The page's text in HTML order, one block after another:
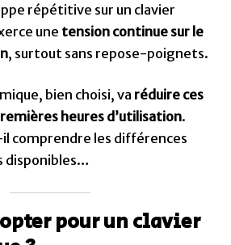
répétitive sur un clavier
une tension continue sur le
, surtout sans repose-poignets.
bien choisi, va réduire ces
heures d’utilisation.
comprendre les différences
disponibles…
pour un clavier